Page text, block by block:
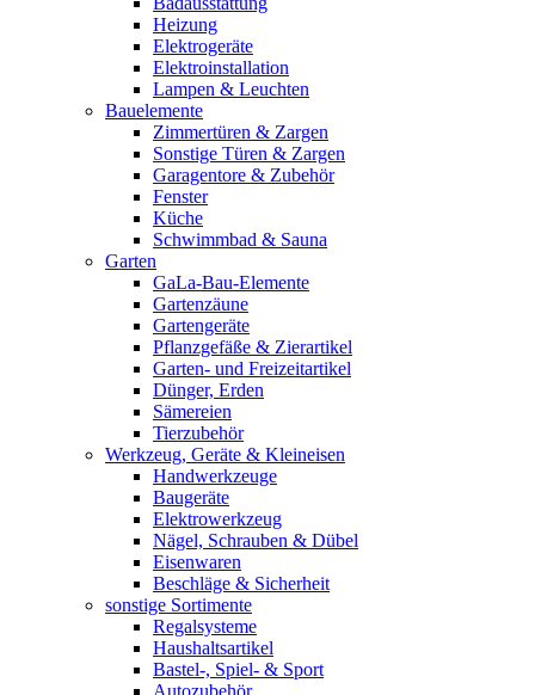
Heizung
Elektrogeräte
Elektroinstallation
Lampen & Leuchten
Bauelemente
Zimmertüren & Zargen
Sonstige Türen & Zargen
Garagentore & Zubehör
Fenster
Küche
Schwimmbad & Sauna
Garten
GaLa-Bau-Elemente
Gartenzäune
Gartengeräte
Pflanzgefäße & Zierartikel
Garten- und Freizeitartikel
Dünger, Erden
Sämereien
Tierzubehör
Werkzeug, Geräte & Kleineisen
Handwerkzeuge
Baugeräte
Elektrowerkzeug
Nägel, Schrauben & Dübel
Eisenwaren
Beschläge & Sicherheit
sonstige Sortimente
Regalsysteme
Haushaltsartikel
Bastel-, Spiel- & Sport
Autozubehör